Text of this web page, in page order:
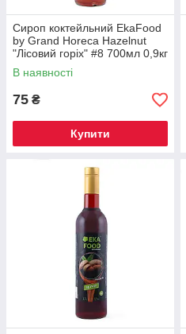
Сироп коктейльний EkaFood
by Grand Horeca Hazelnut
"Лісовий горіх" #8 700мл 0,9кг
СКЛО
В наявності
75 ₴
Купити